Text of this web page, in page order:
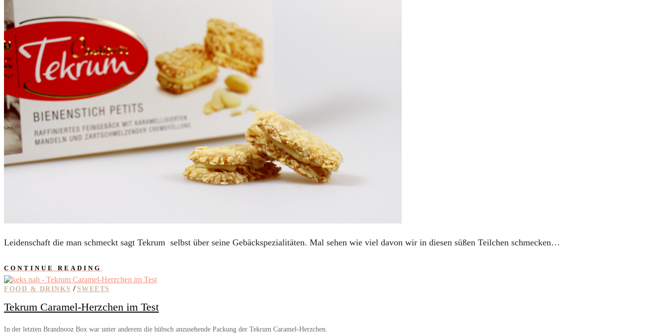
REISE
TECHNIK
KATEGORIEN
FOOD & DRINKS
BEAUTY
REZEPTE
LIFESTYLE
TIERE
SPORT & FITNESS
TECHNIK
HAUSHALTSGERÄTE
Leidenschaft die man schmeckt sagt Tekrum selbst über seine Gebäckspezialitäten. Mal sehen wie viel davon wir in diesen süßen Teilchen schmecken…
CONTINUE READING
FOOD & DRINKS / SWEETS
Tekrum Caramel-Herzchen im Test
In der letzten Brandnooz Box war unter anderem die hübsch anzusehende Packung der Tekrum Caramel-Herzchen.